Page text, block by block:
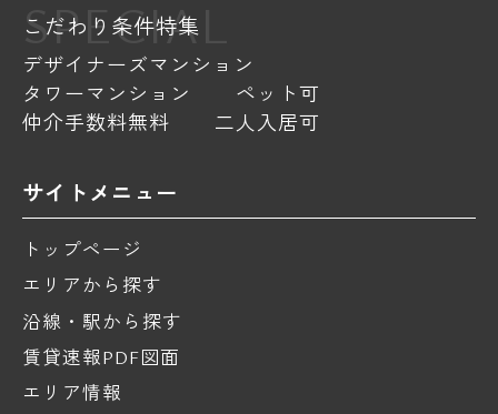
SPECIAL
こだわり条件特集
デザイナーズマンション
タワーマンション
ペット可
仲介手数料無料
二人入居可
サイトメニュー
トップページ
エリアから探す
沿線・駅から探す
賃貸速報PDF図面
エリア情報